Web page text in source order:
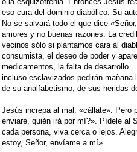
eso cura del dominio diabólico. Su
No se salvará todo el que dice
amores y no buenas razones. La
vecinos sólo si plantamos cara al
consumista, el deseo de poder y
medicamentos, la falta de
incluso esclavizados pedirán mañana
de su analfabetismo, de sus heridas
Jesús increpa al mal: «cállate». Pero
enviaré, quién irá por mí?». Pídele al
cada persona, viva cerca o lejos.
estoy, Señor, envíame a mí».